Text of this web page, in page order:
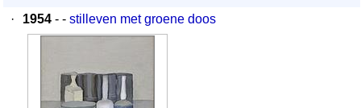
·
1954 - - stilleven met groene doos